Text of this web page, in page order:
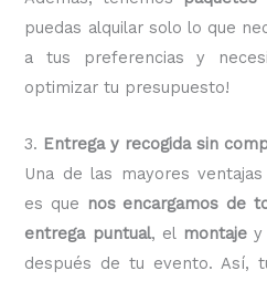
puedas alquilar solo lo que
a tus preferencias y
optimizar tu presupuesto!
3. Entrega y recogida sin
Una de las mayores
es que nos encargamos de
entrega puntual, el montajey
después de tu evento. Así,